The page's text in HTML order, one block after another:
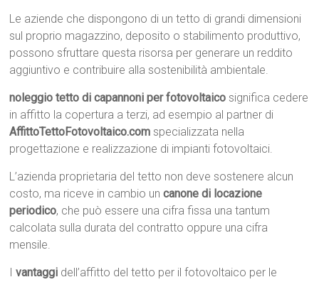
Le aziende che dispongono di un tetto di grandi dimensioni
sul proprio magazzino, deposito o stabilimento produttivo,
possono sfruttare questa risorsa per generare un reddito
aggiuntivo e contribuire alla sostenibilità ambientale.
noleggio tetto di capannoni per fotovoltaico significa cedere
in affitto la copertura a terzi, ad esempio al partner di
AffittoTettoFotovoltaico.com specializzata nella
progettazione e realizzazione di impianti fotovoltaici.
L’azienda proprietaria del tetto non deve sostenere alcun
costo, ma riceve in cambio uncanone di locazione
periodico, che può essere una cifra fissa una tantum
calcolata sulla durata del contratto oppure una cifra
mensile.
Ivantaggi dell’affitto del tetto per il fotovoltaico per le